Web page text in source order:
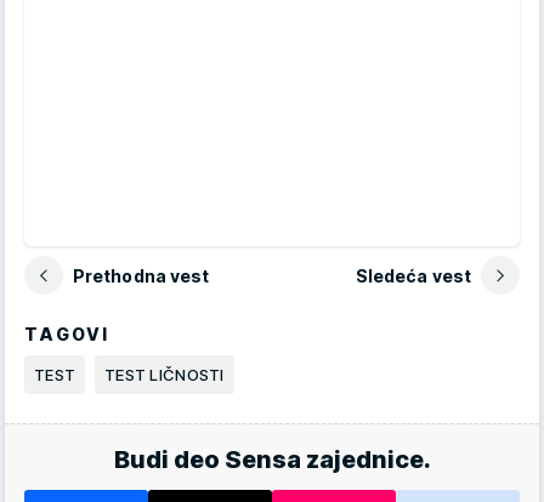
Prethodna vest Sledeća vest
TAGOVI
TEST TEST LIČNOSTI
Budi deo Sensa zajednice.